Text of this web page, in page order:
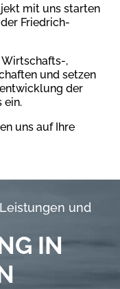
mit uns starten
Friedrich-
,
und setzen
der
ein.
uns auf Ihre
IN
und